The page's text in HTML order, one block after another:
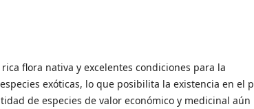
flora nativa y excelentes condiciones para la
exóticas, lo que posibilita la existencia en el
de especies de valor económico y medicinal aún